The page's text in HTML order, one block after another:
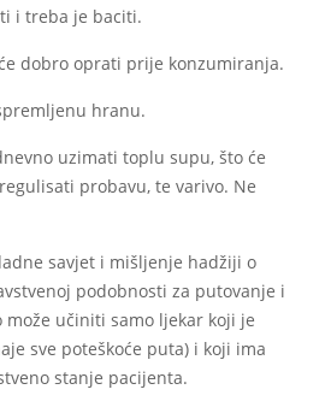
i treba je baciti.
dobro oprati prije konzumiranja.
hranu.
uzimati toplu supu, što će
probavu, te varivo. Ne
savjet i mišljenje hadžiji o
podobnosti za putovanje i
može učiniti samo ljekar koji je
sve poteškoće puta) i koji ima
stanje pacijenta.